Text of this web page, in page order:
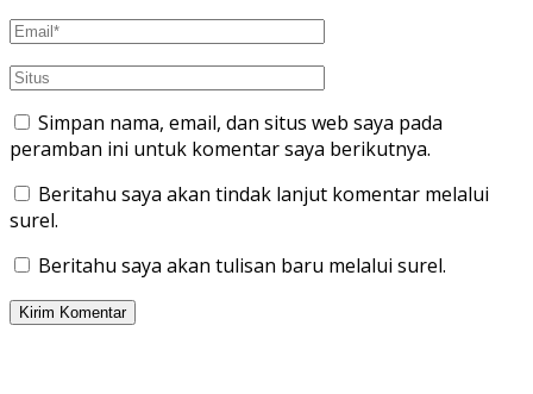
Simpan nama, email, dan situs web saya pada
peramban ini untuk komentar saya berikutnya.
Beritahu saya akan tindak lanjut komentar melalui
surel.
Beritahu saya akan tulisan baru melalui surel.